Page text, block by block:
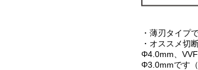
・薄刃タイプ
・オススメ切
Φ4.0mm、
Φ3.0mmです